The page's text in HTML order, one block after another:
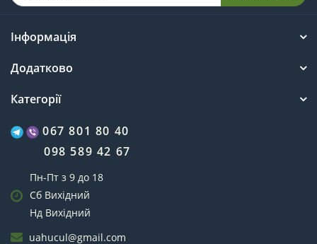
Інформація
Додатково
Категорії
067 801 80 40
098 589 42 67
Пн-Пт з 9 до 18
Сб Вихідний
Нд Вихідний
uahucul@gmail.com